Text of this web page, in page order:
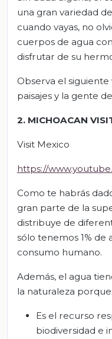
una gran variedad
cuando vayas, no
cuerpos de agua
disfrutar de su
Observa el
paisajes y la gente
2. MICHOACAN
Visit Mexico
https://
Como te habrás
gran parte de la
distribuye de
sólo tenemos 1% de
consumo humano.
Además, el agua
la naturaleza porque:
Es el recurso
biodiversidad e